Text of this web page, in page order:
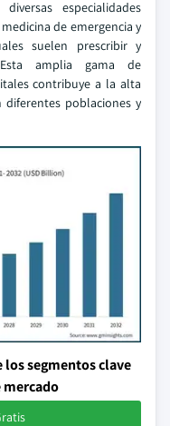
especialidades
de emergencia y
suelen prescribir y
Esta amplia gama de
contribuye a la alta
poblaciones y
segmentos clave